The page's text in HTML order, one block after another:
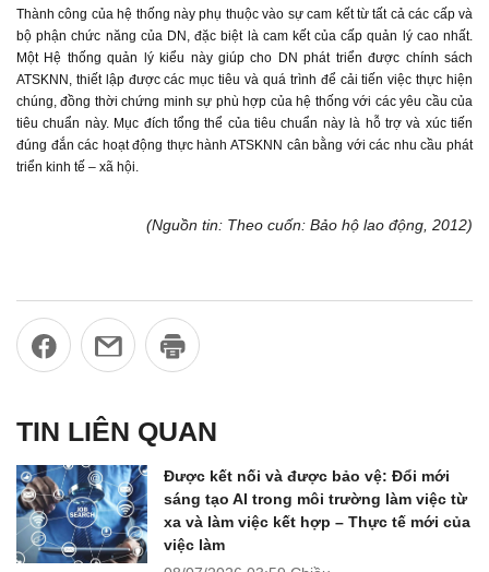
Thành công của hệ thống này phụ thuộc vào sự cam kết từ tất cả các cấp và
bộ phận chức năng của DN, đặc biệt là cam kết của cấp quản lý cao nhất.
Một Hệ thống quản lý kiểu này giúp cho DN phát triển được chính sách
ATSKNN, thiết lập được các mục tiêu và quá trình để cải tiến việc thực hiện
chúng, đồng thời chứng minh sự phù hợp của hệ thống với các yêu cầu của
tiêu chuẩn này. Mục đích tổng thể của tiêu chuẩn này là hỗ trợ và xúc tiến
đúng đắn các hoạt động thực hành ATSKNN cân bằng với các nhu cầu phát
triển kinh tế – xã hội.
(Nguồn tin: Theo cuốn: Bảo hộ lao động, 2012)
TIN LIÊN QUAN
Được kết nối và được bảo vệ: Đổi mới
sáng tạo AI trong môi trường làm việc từ
xa và làm việc kết hợp – Thực tế mới của
việc làm